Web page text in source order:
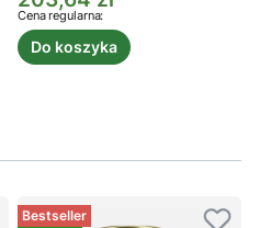
Cena regularna:
Do koszyka
Bestseller